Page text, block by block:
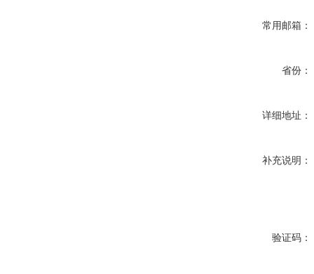
常用邮箱：
省份：
详细地址：
补充说明：
验证码：